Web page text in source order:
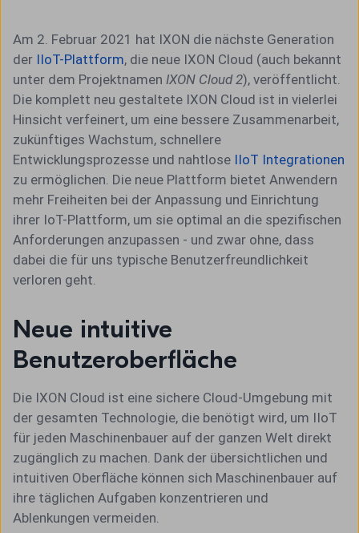
Am 2. Februar 2021 hat IXON die nächste Generation
der IIoT-Plattform, die neue IXON Cloud (auch bekannt
unter dem Projektnamen IXON Cloud 2), veröffentlicht.
Die komplett neu gestaltete IXON Cloud ist in vielerlei
Hinsicht verfeinert, um eine bessere Zusammenarbeit,
zukünftiges Wachstum, schnellere
Entwicklungsprozesse und nahtlose IIoT Integrationen
zu ermöglichen. Die neue Plattform bietet Anwendern
mehr Freiheiten bei der Anpassung und Einrichtung
ihrer IoT-Plattform, um sie optimal an die spezifischen
Anforderungen anzupassen - und zwar ohne, dass
dabei die für uns typische Benutzerfreundlichkeit
verloren geht.
Neue intuitive
Benutzeroberfläche
Die IXON Cloud ist eine sichere Cloud-Umgebung mit
der gesamten Technologie, die benötigt wird, um IIoT
für jeden Maschinenbauer auf der ganzen Welt direkt
zugänglich zu machen. Dank der übersichtlichen und
intuitiven Oberfläche können sich Maschinenbauer auf
ihre täglichen Aufgaben konzentrieren und
Ablenkungen vermeiden.